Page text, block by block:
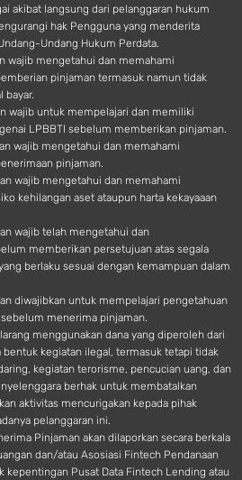
akibat langsung dari pelanggaran hukum
hak Pengguna yang menderita
Undang Hukum Perdata.
wajib mengetahui dan memahami
pinjaman termasuk namun tidak
bayar.
wajib untuk mempelajari dan memiliki
LPBBTI sebelum memberikan pinjaman.
wajib mengetahui dan memahami
pinjaman.
wajib mengetahui dan memahami
kehilangan aset ataupun harta kekayaaan
wajib telah mengetahui dan
memberikan persetujuan atas segala
berlaku sesuai dengan kemampuan dalam
diwajibkan untuk mempelajari pengetahuan
menerima pinjaman.
menggunakan dana yang diperoleh dari
kegiatan ilegal, termasuk tetapi tidak
kegiatan terorisme, pencucian uang, dan
berhak untuk membatalkan
aktivitas mencurigakan kepada pihak
pelanggaran ini.
Pinjaman akan dilaporkan secara berkala
dan/atau Asosiasi Fintech Pendanaan
kepentingan Pusat Data Fintech Lending atau